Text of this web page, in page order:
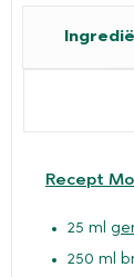
Recept
25 ml
250 ml